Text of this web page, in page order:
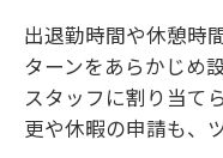
出退勤時間や休憩時
ターンをあらかじめ
スタッフに割り当て
更や休暇の申請も、